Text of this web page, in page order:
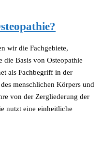
wir die Fachgebiete,
Basis von Osteopathie
als Fachbegriff in der
menschlichen Körpers und
von der Zergliederung der
nutzt eine einheitliche